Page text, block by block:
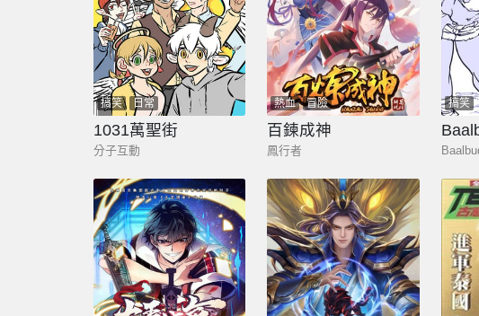
搞笑 日常
1031萬聖街
分子互動
熱血 冒險
百鍊成神
鳳行者
搞笑